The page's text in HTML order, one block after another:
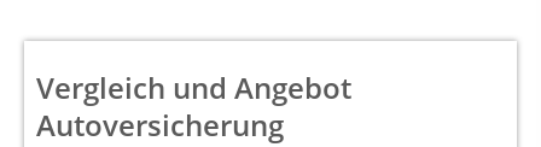
Vergleich und Angebot
Autoversicherung